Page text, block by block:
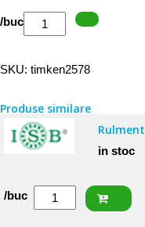
Cantitate
TIMKEN
/buc
SKU: timken2578
Produse similare
Rulment
in stoc
Cantitate
/buc